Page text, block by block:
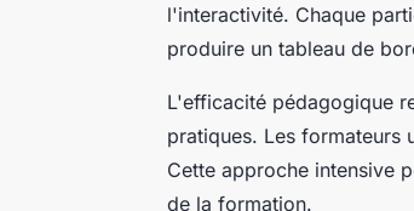
l'interactivité. Chaque
produire un tableau de
L'efficacité pédagogique
pratiques. Les formateurs
Cette approche intensive
de la formation.